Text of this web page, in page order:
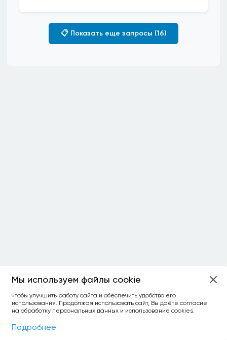
Фильтры
📋 Показать еще запросы (16)
Мы используем файлы cookie
чтобы улучшить работу сайта и обеспечить удобство его
использования. Продолжая использовать сайт, Вы даёте согласие
на обработку персональных данных и использование cookies.
Подробнее